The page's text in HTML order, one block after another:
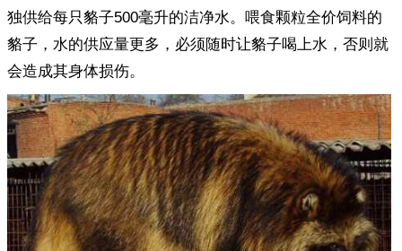
独供给每只貉子500毫升的洁净水。喂食颗粒全价饲料的
貉子，水的供应量更多，必须随时让貉子喝上水，否则就
会造成其身体损伤。